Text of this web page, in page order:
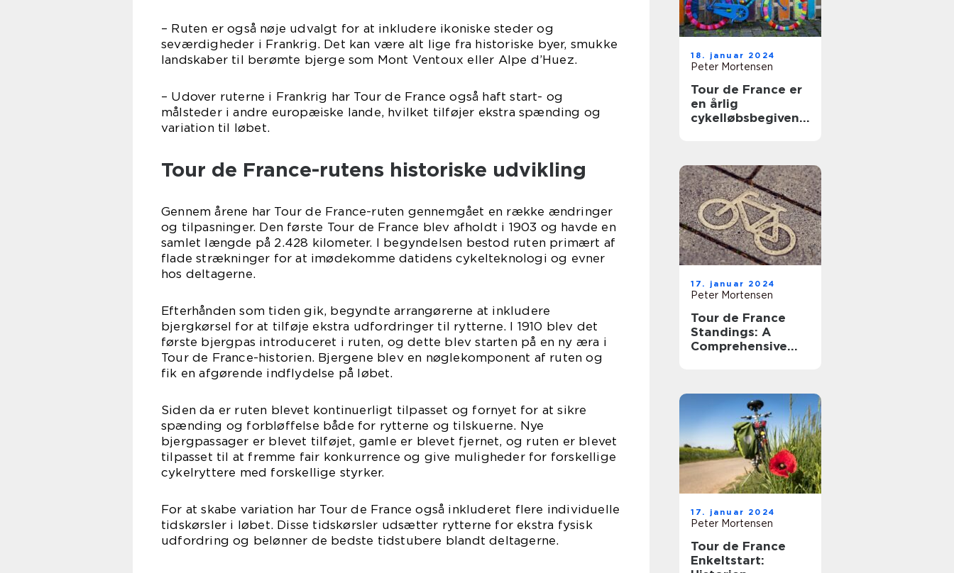
– Ruten er også nøje udvalgt for at inkludere ikoniske steder og
seværdigheder i Frankrig. Det kan være alt lige fra historiske byer, smukke
landskaber til berømte bjerge som Mont Ventoux eller Alpe d’Huez.
– Udover ruterne i Frankrig har Tour de France også haft start- og
målsteder i andre europæiske lande, hvilket tilføjer ekstra spænding og
variation til løbet.
Tour de France-rutens historiske udvikling
Gennem årene har Tour de France-ruten gennemgået en række ændringer
og tilpasninger. Den første Tour de France blev afholdt i 1903 og havde en
samlet længde på 2.428 kilometer. I begyndelsen bestod ruten primært af
flade strækninger for at imødekomme datidens cykelteknologi og evner
hos deltagerne.
Efterhånden som tiden gik, begyndte arrangørerne at inkludere
bjergkørsel for at tilføje ekstra udfordringer til rytterne. I 1910 blev det
første bjergpas introduceret i ruten, og dette blev starten på en ny æra i
Tour de France-historien. Bjergene blev en nøglekomponent af ruten og
fik en afgørende indflydelse på løbet.
Siden da er ruten blevet kontinuerligt tilpasset og fornyet for at sikre
spænding og forbløffelse både for rytterne og tilskuerne. Nye
bjergpassager er blevet tilføjet, gamle er blevet fjernet, og ruten er blevet
tilpasset til at fremme fair konkurrence og give muligheder for forskellige
cykelryttere med forskellige styrker.
For at skabe variation har Tour de France også inkluderet flere individuelle
tidskørsler i løbet. Disse tidskørsler udsætter rytterne for ekstra fysisk
udfordring og belønner de bedste tidstubere blandt deltagerne.
18. januar 2024
Peter Mortensen
Tour de France er
en årlig
cykelløbsbegivenh
verden
17. januar 2024
Peter Mortensen
Tour de France
Standings: A
Comprehensive
17. januar 2024
Peter Mortensen
Tour de France
Enkeltstart: